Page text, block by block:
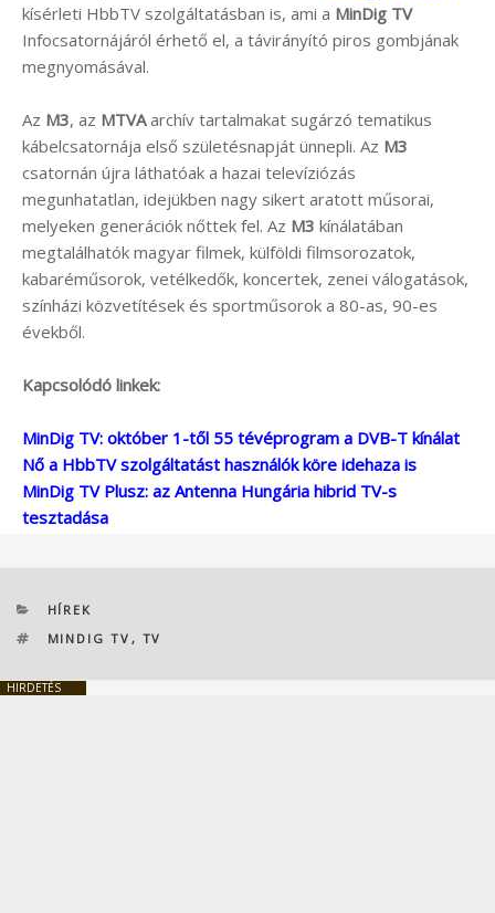
kísérleti HbbTV szolgáltatásban is, ami a MinDig TV
Infocsatornájáról érhető el, a távirányító piros gombjának
megnyomásával.
Az M3, az MTVAarchív tartalmakat sugárzó tematikus
kábelcsatornája első születésnapját ünnepli. Az M3
csatornán újra láthatóak a hazai televíziózás
megunhatatlan, idejükben nagy sikert aratott műsorai,
melyeken generációk nőttek fel. Az M3 kínálatában
megtalálhatók magyar filmek, külföldi filmsorozatok,
kabaréműsorok, vetélkedők, koncertek, zenei válogatások,
színházi közvetítések és sportműsorok a 80-as, 90-es
évekből.
Kapcsolódó linkek:
MinDig TV: október 1-től 55 tévéprogram a DVB-T kínálat
Nő a HbbTV szolgáltatást használók köre idehaza is
MinDig TV Plusz: az Antenna Hungária hibrid TV-s
tesztadása
KATEGÓRIÁK
HÍREK
CÍMKÉK
MINDIG TV , TV
HIRDETÉS